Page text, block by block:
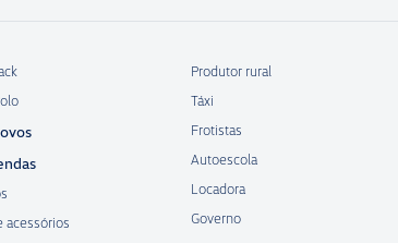
acessórios
Produtor rural
Táxi
Frotistas
Autoescola
Locadora
Governo